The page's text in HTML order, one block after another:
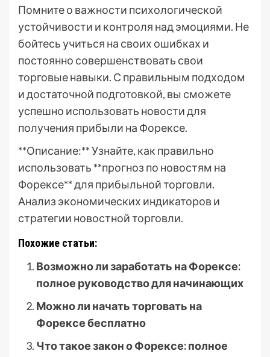
Помните о важности психологической
устойчивости и контроля над эмоциями. Не
бойтесь учиться на своих ошибках и
постоянно совершенствовать свои
торговые навыки. С правильным подходом
и достаточной подготовкой, вы сможете
успешно использовать новости для
получения прибыли на Форексе.
**Описание:** Узнайте, как правильно
использовать **прогноз по новостям на
Форексе** для прибыльной торговли.
Анализ экономических индикаторов и
стратегии новостной торговли.
Похожие статьи:
Возможно ли заработать на Форексе:
полное руководство для начинающих
Можно ли начать торговать на
Форексе бесплатно
Что такое закон о Форексе: полное